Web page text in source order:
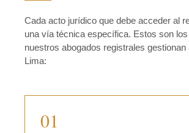
Cada acto jurídico que debe acceder al
una vía técnica específica. Estos son
nuestros abogados registrales gestionan
Lima:
01